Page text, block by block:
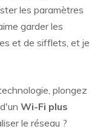
les paramètres
garder les
et de sifflets, et je
plongez
Wi-Fi plus
le réseau ?